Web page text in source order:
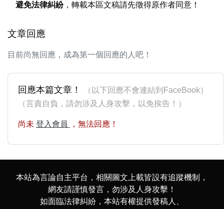
避免法律糾紛，轉載本區文稿請先徵得原作者同意！
文章回應
目前尚無回應，成為第一個回應的人吧！
回應本篇文章！
（以下回應不會連結到FaceBook）
（言責自負，請勿涉及人身攻擊，以免挨告！）
尚未 登入會員 ，無法回應！
本站為言論自主平台，相關圖文上載皆設有追蹤機制，
網友請謹慎發言，勿涉及人身攻擊！
如面臨法律糾紛，本站有權提供發稿人、